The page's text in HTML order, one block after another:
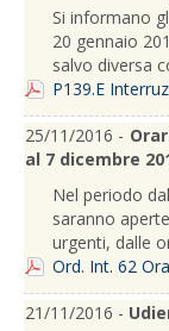
Si informano
20 gennaio
salvo diversa
P139.E
25/11/2016 -
al 7 dicembre
Nel periodo
saranno
urgenti, dalle
Ord. Int. 62
21/11/2016 -